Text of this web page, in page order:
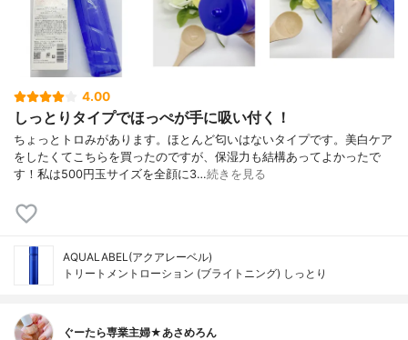
4.00
しっとりタイプでほっぺが手に吸い付く！
ちょっとトロみがあります。ほとんど匂いはないタイプです。美白ケア
をしたくてこちらを買ったのですが、保湿力も結構あってよかったで
す！私は500円玉サイズを全顔に3…続きを見る
AQUALABEL(アクアレーベル)
トリートメントローション (ブライトニング) しっとり
ぐーたら専業主婦★あさめろん